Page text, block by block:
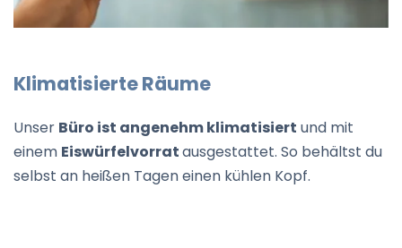
Klimatisierte Räume
Unser Büro ist angenehm klimatisiert und mit
einem Eiswürfelvorratausgestattet. So behältst du
selbst an heißen Tagen einen kühlen Kopf.